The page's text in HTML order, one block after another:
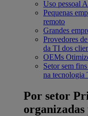
Uso pessoal
Pequenas
remoto
Grandes
Provedores
da TI dos
OEMs
Setor sem
na tecnologia
Por setor